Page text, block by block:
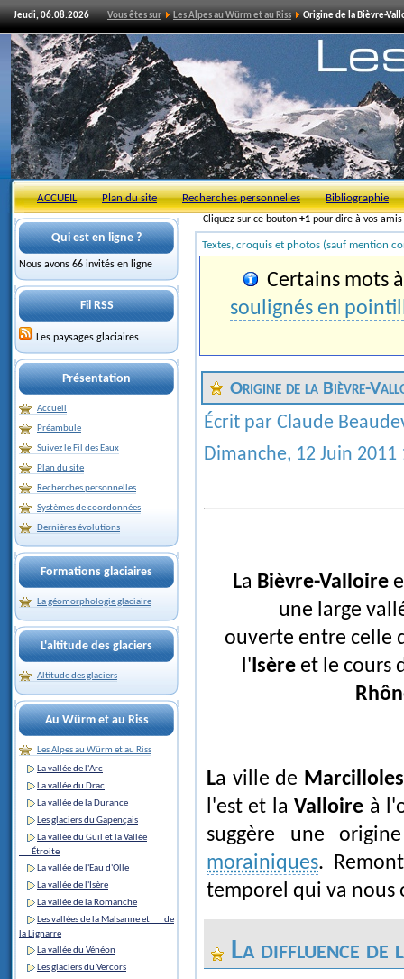
Jeudi, 06.08.2026 Vous êtes sur Les Alpes au Würm et au Riss Origine de la Bièvre-
ACCUEIL Plan du site Recherches personnelles Bibliographie
Cliquez sur ce bouton +1 pour dire à vos
Qui est en ligne ?
Nous avons 66 invités en ligne
Fil RSS
Les paysages glaciaires
Présentation
Accueil
Préambule
Suivez le Fil des Eaux
Plan du site
Recherches personnelles
Systèmes de coordonnées
Dernières évolutions
Formations glaciaires
La géomorphologie glaciaire
L'altitude des glaciers
Altitude des glaciers
Au Würm et au Riss
Les Alpes au Würm et au Riss
La vallée de l'Arc
La vallée du Drac
La vallée de la Durance
Les glaciers du Gapençais
La vallée du Guil et la Vallée
Étroite
La vallée de l'Eau d'Olle
La vallée de l'Isère
La vallée de la Romanche
Les vallées de la Malsanne et de
la Lignarre
La vallée du Vénéon
Les glaciers du Vercors
Textes, croquis et photos (sauf mention
Certains mots
soulignés en
Origine de la Bièvre-
Écrit par Claude
Dimanche, 12 Juin 2011
La Bièvre-Valloire
une large
ouverte entre celle
l'Isère et le cours
La ville de Marcilloles
l'est et laValloire à
suggère une
morainiques.
temporel qui va nous
La diffluence de